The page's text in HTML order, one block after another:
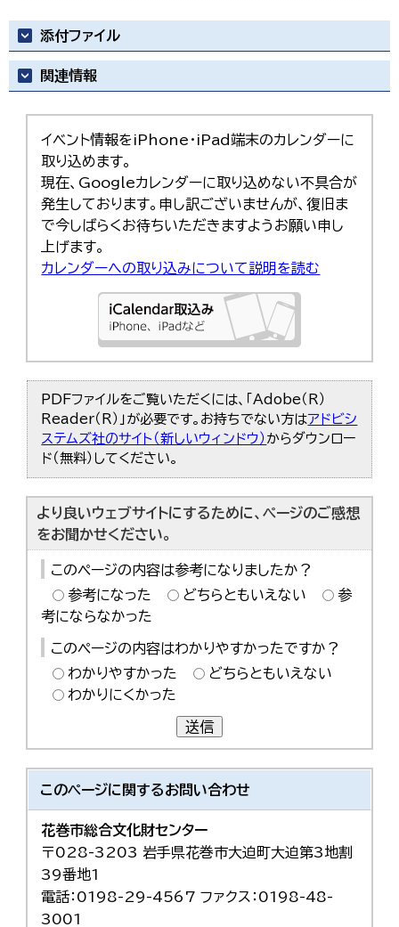
添付ファイル
関連情報
イベント情報をiPhone・iPad端末のカレンダーに
取り込めます。
現在、Googleカレンダーに取り込めない不具合が
発生しております。申し訳ございませんが、復旧ま
で今しばらくお待ちいただきますようお願い申し
上げます。
カレンダーへの取り込みについて説明を読む
PDFファイルをご覧いただくには、「Adobe（R）
Reader（R）」が必要です。お持ちでない方はアドビシ
ステムズ社のサイト（新しいウィンドウ） からダウンロー
ド（無料）してください。
より良いウェブサイトにするために、ページのご感想
をお聞かせください。
このページの内容は参考になりましたか？
参考になった
どちらともいえない
参
考にならなかった
このページの内容はわかりやすかったですか？
わかりやすかった
どちらともいえない
わかりにくかった
送信
このページに関するお問い合わせ
花巻市総合文化財センター
〒028-3203 岩手県花巻市大迫町大迫第3地割
39番地1
電話：0198-29-4567 ファクス：0198-48-
3001